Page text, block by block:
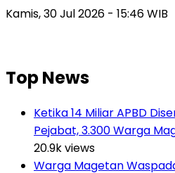
Kamis, 30 Jul 2026 - 15:46 WIB
Top News
Ketika 14 Miliar APBD
Pejabat, 3.300 Warga
20.9k views
Warga Magetan